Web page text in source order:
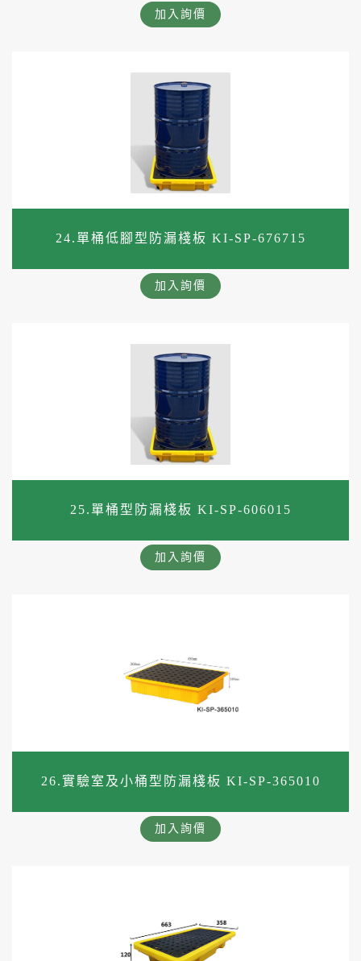
加入詢價
24.單桶低腳型防漏棧板 KI-SP-676715
加入詢價
25.單桶型防漏棧板 KI-SP-606015
加入詢價
26.實驗室及小桶型防漏棧板 KI-SP-365010
加入詢價